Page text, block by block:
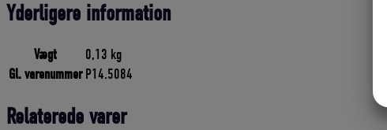
Yderligere information
Vægt
0,13 kg
Gl. varenummer P14.5084
Relaterede varer